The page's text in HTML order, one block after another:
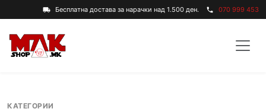
local_shipping Бесплатна достава за нарачки над 1.500 ден. phone 070 999 453
КАТЕГОРИИ